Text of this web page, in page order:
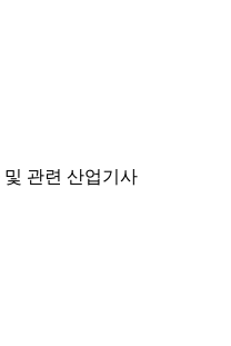
관련 산업기사